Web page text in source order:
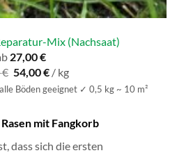
Mix (Nachsaat)
27,00€
€ Ursprünglicher
Preis
war:
54,00€Aktueller
Preis
ist:
/ kg
Böden geeignet ✓ 0,5 kg ~ 10 m²
mit Fangkorb
dass sich die ersten